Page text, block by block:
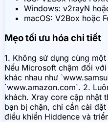
Windows: v2rayN
macOS: V2Box hoặc
Mẹo tối ưu hóa chi tiết
1. Không sử dụng cùng
Nếu Microsoft chậm đối
khác nhau như
`www.amazon.com`. 2.
khách. Xray core cập nhật
bạn bị chặn, chỉ cần cài
điều khiển Hiddence và